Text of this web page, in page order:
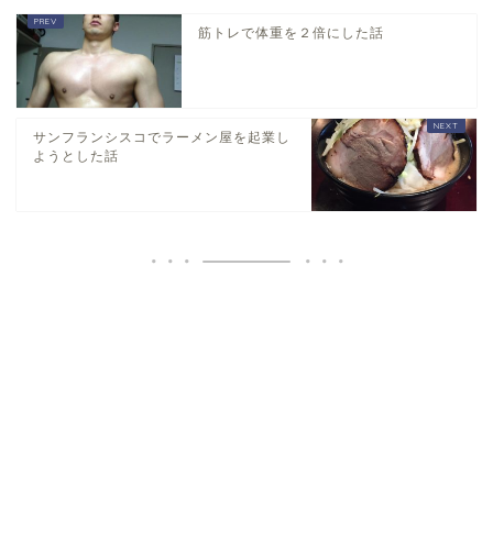
筋トレで体重を２倍にした話
サンフランシスコでラーメン屋を起業し
ようとした話